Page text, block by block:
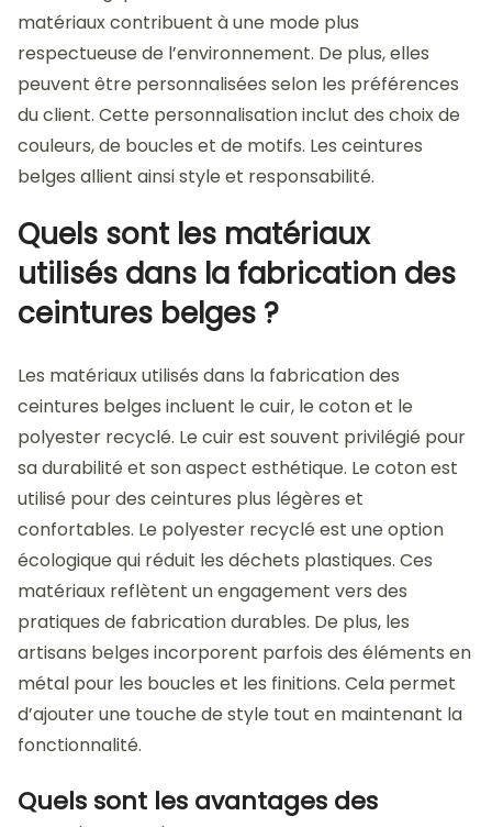
matériaux contribuent à une mode plus
respectueuse de l’environnement. De plus, elles
peuvent être personnalisées selon les préférences
du client. Cette personnalisation inclut des choix de
couleurs, de boucles et de motifs. Les ceintures
belges allient ainsi style et responsabilité.
Quels sont les matériaux
utilisés dans la fabrication des
ceintures belges ?
Les matériaux utilisés dans la fabrication des
ceintures belges incluent le cuir, le coton et le
polyester recyclé. Le cuir est souvent privilégié pour
sa durabilité et son aspect esthétique. Le coton est
utilisé pour des ceintures plus légères et
confortables. Le polyester recyclé est une option
écologique qui réduit les déchets plastiques. Ces
matériaux reflètent un engagement vers des
pratiques de fabrication durables. De plus, les
artisans belges incorporent parfois des éléments en
métal pour les boucles et les finitions. Cela permet
d’ajouter une touche de style tout en maintenant la
fonctionnalité.
Quels sont les avantages des